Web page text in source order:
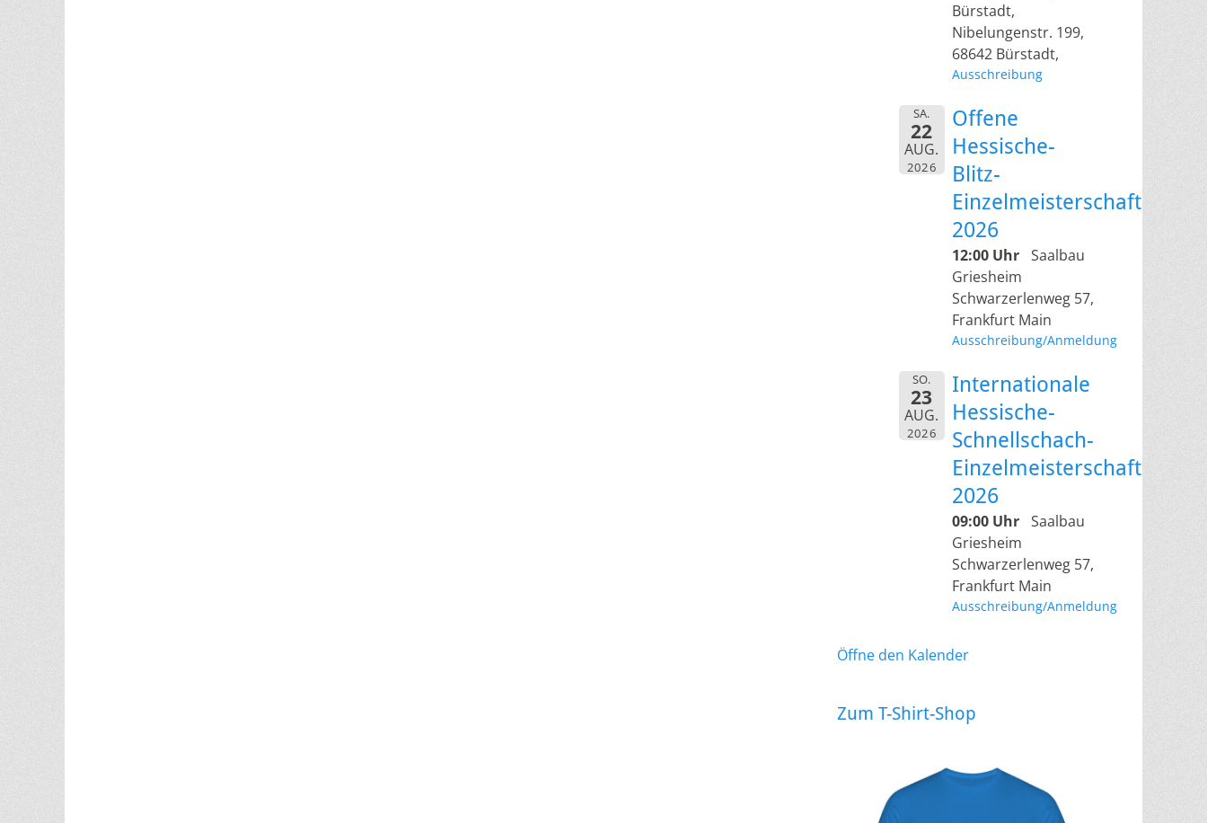
Bürstadt,
Nibelungenstr. 199,
68642 Bürstadt,
Ausschreibung
SA.
22
AUG.
2026
Offene
Hessische-
Blitz-
Einzelmeisterschaft
2026
12:00 Uhr Saalbau
Griesheim
Schwarzerlenweg 57,
Frankfurt Main
Ausschreibung/Anmeldung
SO.
23
AUG.
2026
Internationale
Hessische-
Schnellschach-
Einzelmeisterschaft
2026
09:00 Uhr Saalbau
Griesheim
Schwarzerlenweg 57,
Frankfurt Main
Ausschreibung/Anmeldung
Öffne den Kalender
Zum T-Shirt-Shop